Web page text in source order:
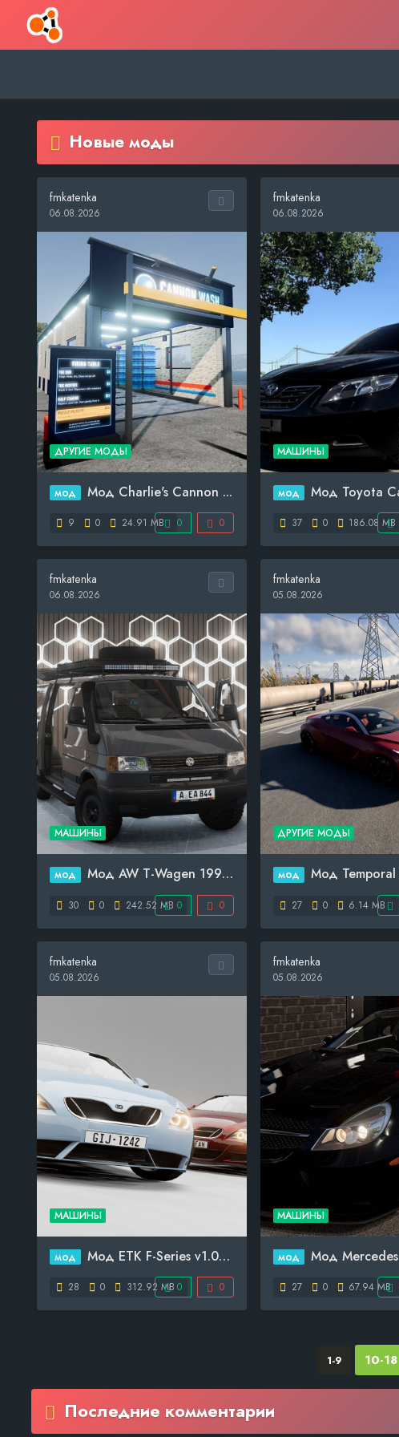
Новые моды
fmkatenka
06.08.2026
ДРУГИЕ МОДЫ
мод Мод Charlie's Cannon ...
9 0 24.91 MB 0 0
fmkatenka
06.08.2026
МАШИНЫ
мод Мод Toyota Camry
37 0 186.08 MB
fmkatenka
06.08.2026
МАШИНЫ
мод Мод AW T-Wagen 1990-1999 ...
30 0 242.52 MB 0 0
fmkatenka
05.08.2026
ДРУГИЕ МОДЫ
мод Мод Temporal
27 0 6.14 MB
fmkatenka
05.08.2026
МАШИНЫ
мод Мод ETK F-Series v1.04 (0...
28 0 312.92 MB0 0
fmkatenka
05.08.2026
МАШИНЫ
мод Мод Mercedes-Benz
27 0 67.94 MB
1-9 10-18
Последние комментарии